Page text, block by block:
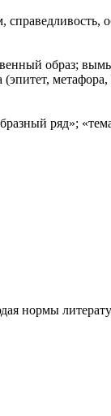
образ;
ряд»;
нормы